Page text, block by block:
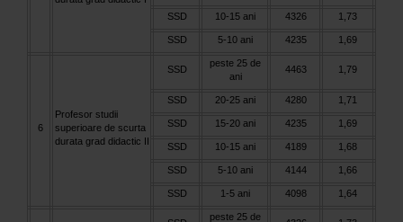
SSD 10-15 ani 4326 1,73
SSD 5-10 ani 4235 1,69
6
Profesor studii
superioare de scurta
durata grad didactic II
SSD
peste 25 de
ani
4463 1,79
SSD 20-25 ani 4280 1,71
SSD 15-20 ani 4235 1,69
SSD 10-15 ani 4189 1,68
SSD 5-10 ani 4144 1,66
SSD 1-5 ani 4098 1,64
peste 25 de